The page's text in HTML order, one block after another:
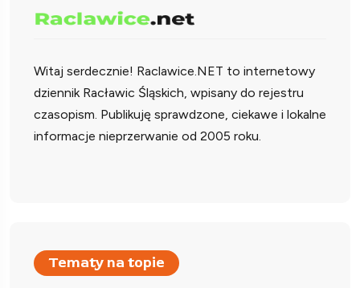
Witaj serdecznie! Raclawice.NET to internetowy
dziennik Racławic Śląskich, wpisany do rejestru
czasopism. Publikuję sprawdzone, ciekawe i lokalne
informacje nieprzerwanie od 2005 roku.
Tematy na topie